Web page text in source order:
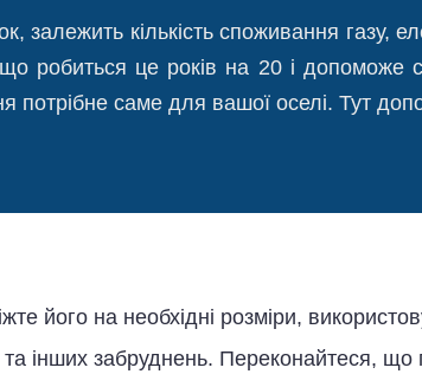
залежить кількість споживання газу,
робиться це років на 20 і допоможе
саме для вашої оселі. Тут
його на необхідні розміри,
інших забруднень. Переконайтеся, що